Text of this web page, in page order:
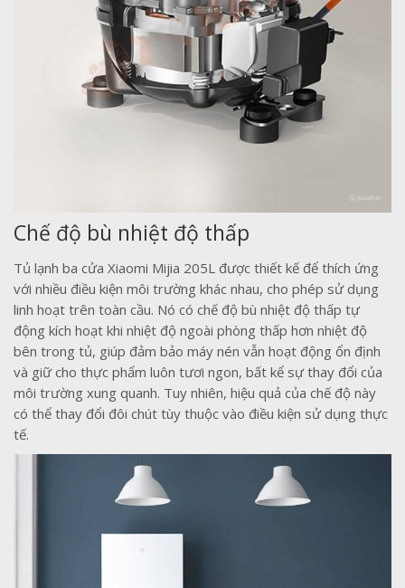
Chế độ bù nhiệt độ thấp
Tủ lạnh ba cửa Xiaomi Mijia 205L được thiết kế để thích ứng
với nhiều điều kiện môi trường khác nhau, cho phép sử dụng
linh hoạt trên toàn cầu. Nó có chế độ bù nhiệt độ thấp tự
động kích hoạt khi nhiệt độ ngoài phòng thấp hơn nhiệt độ
bên trong tủ, giúp đảm bảo máy nén vẫn hoạt động ổn định
và giữ cho thực phẩm luôn tươi ngon, bất kể sự thay đổi của
môi trường xung quanh. Tuy nhiên, hiệu quả của chế độ này
có thể thay đổi đôi chút tùy thuộc vào điều kiện sử dụng thực
tế.